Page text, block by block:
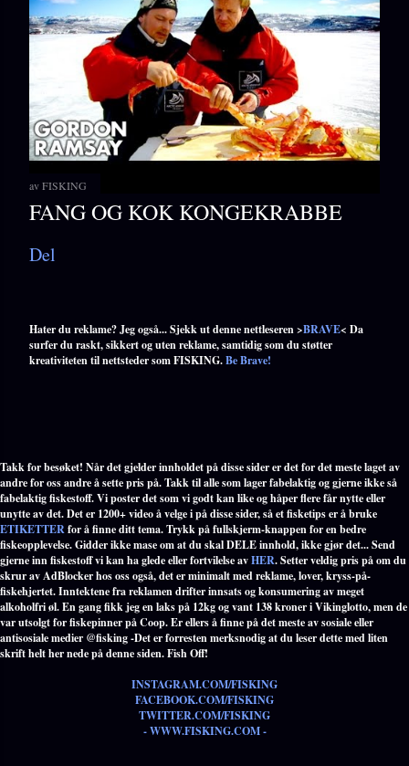
avFISKING
FANG OG KOK KONGEKRABBE
Del
Hater du reklame? Jeg også... Sjekk ut denne nettleseren >BRAVE< Da
surfer du raskt, sikkert og uten reklame, samtidig som du støtter
kreativiteten til nettsteder som FISKING.Be Brave!
Takk for besøket! Når det gjelder innholdet på disse sider er det for det meste laget av
andre for oss andre å sette pris på. Takk til alle som lager fabelaktig og gjerne ikke så
fabelaktig fiskestoff. Vi poster det som vi godt kan like og håper flere får nytte eller
unytte av det. Det er 1200+ video å velge i på disse sider, så et fisketips er å bruke
ETIKETTERfor å finne ditt tema. Trykk på fullskjerm-knappen for en bedre
fiskeopplevelse. Gidder ikke mase om at du skal DELE innhold, ikke gjør det... Send
gjerne inn fiskestoff vi kan ha glede eller fortvilelse avHER. Setter veldig pris på om du
skrur av AdBlocker hos oss også, det er minimalt med reklame, lover, kryss-på-
fiskehjertet. Inntektene fra reklamen drifter innsats og konsumering av meget
alkoholfri øl. En gang fikk jeg en laks på 12kg og vant 138 kroner i Vikinglotto, men de
var utsolgt for fiskepinner på Coop. Er ellers å finne på det meste av sosiale eller
antisosiale medier @fisking -Det er forresten merksnodig at du leser dette med liten
skrift helt her nede på denne siden. Fish Off!
INSTAGRAM.COM/FISKING
FACEBOOK.COM/FISKING
TWITTER.COM/FISKING
- WWW.FISKING.COM -